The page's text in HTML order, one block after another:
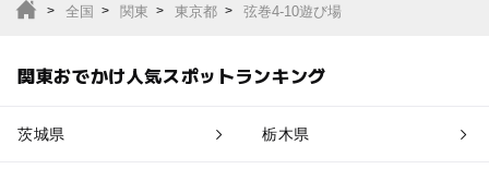
全国 関東 東京都 弦巻4-10遊び場
関東おでかけ人気スポットランキング
茨城県 栃木県